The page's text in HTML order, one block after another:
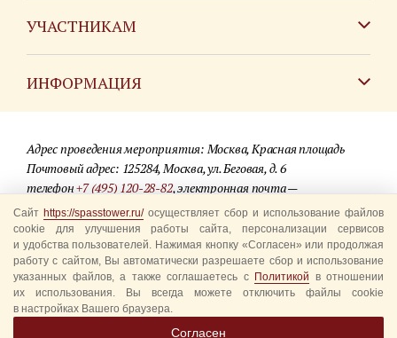
УЧАСТНИКАМ
ИНФОРМАЦИЯ
Для СМИ
Где купить билеты
Акции
Вопрос-ответ
Правила посещения
Уполномоченные представители
Адрес проведения мероприятия: Москва, Красная площадь
Почтовый адрес: 125284, Москва, ул. Беговая, д. 6
телефон+7 (495) 120-28-82, электронная почта —
info@spasstower.ru
© 2009-2025 Официальный сайт фестиваля «Спасская башня»
Разработка сайта —студия «Сибирикс»
Сайт https://spasstower.ru/осуществляет сбор и использование файлов
cookie для улучшения работы сайта, персонализации сервисов
и удобства пользователей. Нажимая кнопку «Согласен» или продолжая
работу с сайтом, Вы автоматически разрешаете сбор и использование
указанных файлов, а также соглашаетесь с Политикой в отношении
их использования. Вы всегда можете отключить файлы cookie
в настройках Вашего браузера.
Согласен